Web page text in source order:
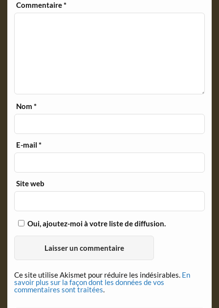
Commentaire*
Nom*
E-mail*
Site web
Oui, ajoutez-moi à votre liste de diffusion.
Ce site utilise Akismet pour réduire les indésirables. En
savoir plus sur la façon dont les données de vos
commentaires sont traitées.